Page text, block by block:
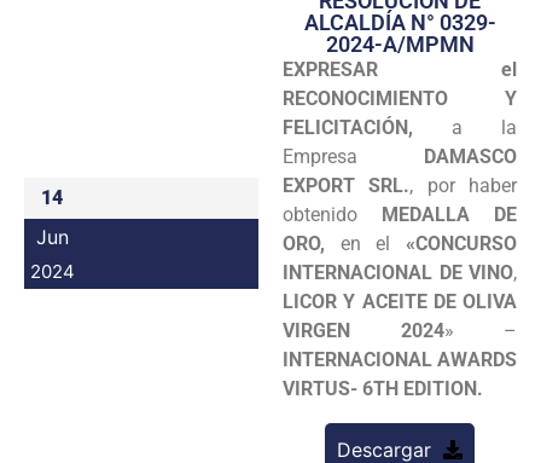
Transparencia
Seguridad
Programas
Intranet
14
Jun
2024
ALCALDÍA N° 0329-
2024-A/MPMN
EXPRESAR el
RECONOCIMIENTO Y
FELICITACIÓN, a la
Empresa DAMASCO
EXPORT SRL., por haber
obtenido MEDALLA DE
ORO, en el «CONCURSO
INTERNACIONAL DE VINO,
LICOR Y ACEITE DE OLIVA
VIRGEN 2024» –
INTERNACIONAL AWARDS
VIRTUS- 6TH EDITION.
Descargar